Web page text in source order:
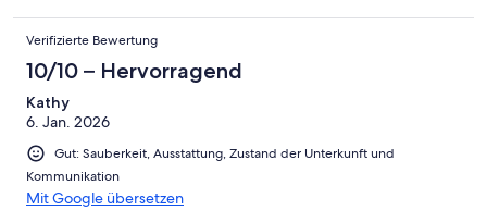
Verifizierte Bewertung
10/10 – Hervorragend
Kathy
6. Jan. 2026
Gut: Sauberkeit, Ausstattung, Zustand der Unterkunft und
Kommunikation
Mit Google übersetzen